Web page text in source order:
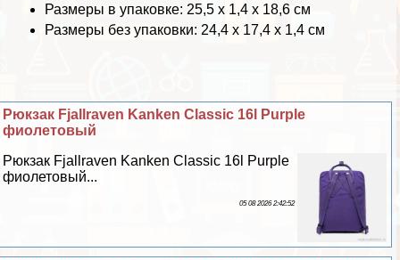
Размеры в упаковке: 25,5 х 1,4 х 18,6 см
Размеры без упаковки: 24,4 х 17,4 х 1,4 см
Рюкзак Fjallraven Kanken Classic 16l Purple
фиолетовый
Рюкзак Fjallraven Kanken Classic 16l Purple
фиолетовый...
05 08 2026 2:42:52